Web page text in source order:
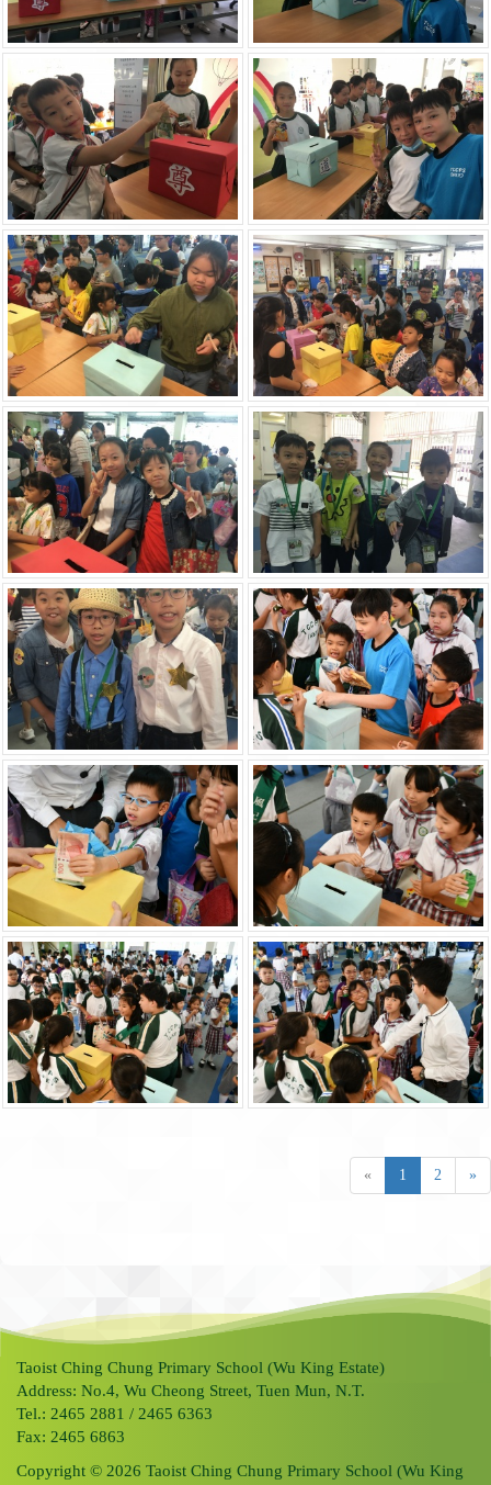
« 1 2 »
Taoist Ching Chung Primary School (Wu King Estate)
Address: No.4, Wu Cheong Street, Tuen Mun, N.T.
Tel.: 2465 2881 / 2465 6363
Fax: 2465 6863
Copyright © 2026 Taoist Ching Chung Primary School (Wu King